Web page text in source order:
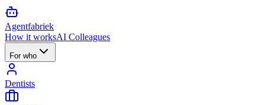
Agentfabriek
How it worksAI Colleagues
For who
Dentists